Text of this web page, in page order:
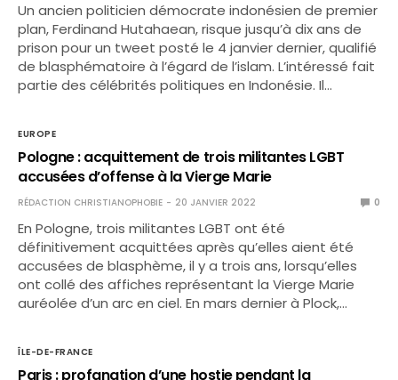
Un ancien politicien démocrate indonésien de premier
plan, Ferdinand Hutahaean, risque jusqu’à dix ans de
prison pour un tweet posté le 4 janvier dernier, qualifié
de blasphématoire à l’égard de l’islam. L’intéressé fait
partie des célébrités politiques en Indonésie. Il…
EUROPE
Pologne : acquittement de trois militantes LGBT
accusées d’offense à la Vierge Marie
RÉDACTION CHRISTIANOPHOBIE 20 JANVIER 2022 0
En Pologne, trois militantes LGBT ont été
définitivement acquittées après qu’elles aient été
accusées de blasphème, il y a trois ans, lorsqu’elles
ont collé des affiches représentant la Vierge Marie
auréolée d’un arc en ciel. En mars dernier à Plock,…
ÎLE-DE-FRANCE
Paris : profanation d’une hostie pendant la